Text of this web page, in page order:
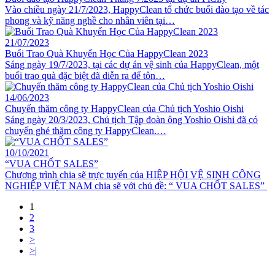
Vào chiều ngày 21/7/2023, HappyClean tổ chức buổi đào tạo về tác
phong và kỹ năng nghề cho nhân viên tại…
21/07/2023
Buổi Trao Quà Khuyến Học Của HappyClean 2023
Sáng ngày 19/7/2023, tại các dự án vệ sinh của HappyClean, một
buổi trao quà đặc biệt đã diễn ra để tôn…
14/06/2023
Chuyến thăm công ty HappyClean của Chủ tịch Yoshio Oishi
Sáng ngày 20/3/2023, Chủ tịch Tập đoàn ông Yoshio Oishi đã có
chuyến ghé thăm công ty HappyClean.…
10/10/2021
“VUA CHỐT SALES”
Chương trình chia sẽ trực tuyến của HIỆP HỘI VỆ SINH CÔNG
NGHIỆP VIỆT NAM chia sẽ với chủ đề: “ VUA CHỐT SALES”
1
2
3
>
>|